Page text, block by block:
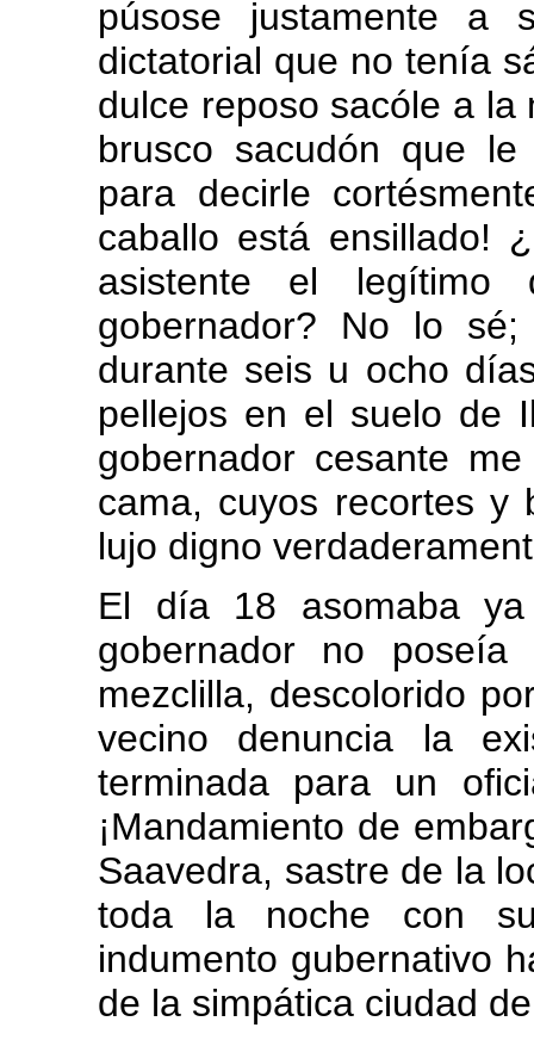
púsose justamente a
dictatorial que no tenía
dulce reposo sacóle a
brusco sacudón que
para decirle
caballo está ensillado!
asistente el
gobernador? No lo
durante seis u ocho
pellejos en el suelo de
gobernador cesante
cama, cuyos recortes y
lujo digno
El día 18 asomaba
gobernador no
mezclilla, descolorido
vecino denuncia la
terminada para un
¡Mandamiento de
Saavedra, sastre de la
toda la noche con
indumento gubernativo
de la simpática ciudad